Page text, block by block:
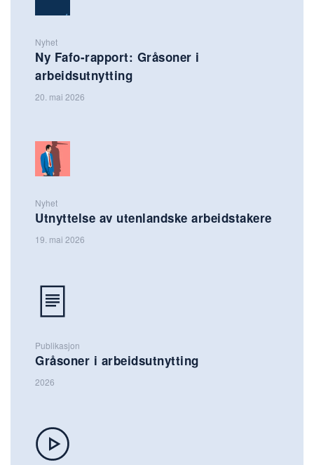
Nyhet
Ny Fafo-rapport: Gråsoner i
arbeidsutnytting
20. mai 2026
Nyhet
Utnyttelse av utenlandske arbeidstakere
19. mai 2026
Publikasjon
Gråsoner i arbeidsutnytting
2026